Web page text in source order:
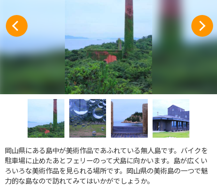
岡山県にある島中が美術作品であふれている無人島です。バイクを
駐車場に止めたあとフェリーのって犬島に向かいます。島が広くい
ろいろな美術作品を見られる場所です。岡山県の美術島の一つで魅
力的な島なので訪れてみてはいかがでしょうか。